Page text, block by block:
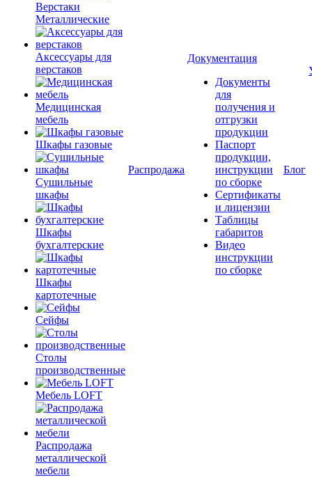
Верстаки
Металлические
Аксессуары для
верстаков
Медицинская
мебель
Шкафы газовые
Сушильные
шкафы
Шкафы
бухгалтерские
Шкафы
картотечные
Сейфы
Столы
производственные
Мебель LOFT
Распродажа
металлической
мебели
Распродажа
Документация
Документы
для
получения и
отгрузки
продукции
Паспорт
продукции,
инструкции
по сборке
Сертификаты
и лицензии
Таблицы
габаритов
Видео
инструкции
по сборке
Блог